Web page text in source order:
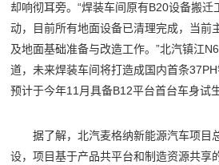
却响彻耳旁。“焊装车间原有B20设备搬迁
动，目前所有地面设备已清理完成，当前
及地面基础准备与改造工作。”北汽镇江
道，未来焊装车间将打造成国内首条37PH
预计于今年11月具备B12平台首台车身试
据了解，北汽麦格纳新能源汽车项目
设，项目基于产品共平台和制造资源共享